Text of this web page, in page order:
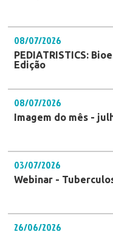
08/07/2026
PEDIATRISTICS:
Edição
08/07/2026
Imagem do mês -
03/07/2026
Webinar -
26/06/2026